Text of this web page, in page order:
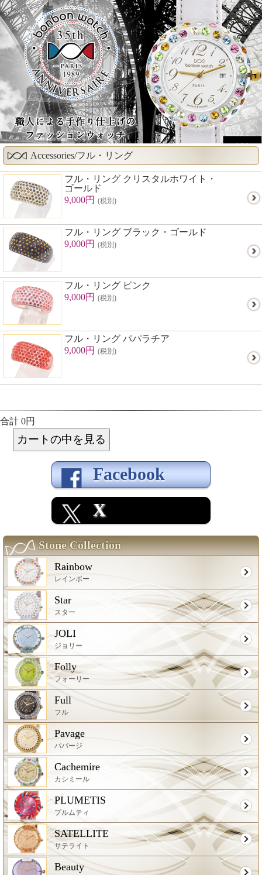
Accessories/フル・リング
フル・リング クリスタルホワイト・
ゴールド
9,000円 (税別)
フル・リング ブラック・ゴールド
9,000円 (税別)
フル・リング ピンク
9,000円 (税別)
フル・リング パパラチア
9,000円 (税別)
合計 0円
Facebook
X
Stone Collection
Rainbow
レインボー
Star
スター
JOLI
ジョリー
Folly
フォーリー
Full
フル
Pavage
パバージ
Cachemire
カシミール
PLUMETIS
プルムティ
SATELLITE
サテライト
Beauty